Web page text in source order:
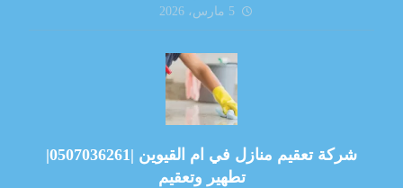
5 مارس، 2026
شركة تعقيم منازل في ام القيوين |0507036261|
تطهير وتعقيم